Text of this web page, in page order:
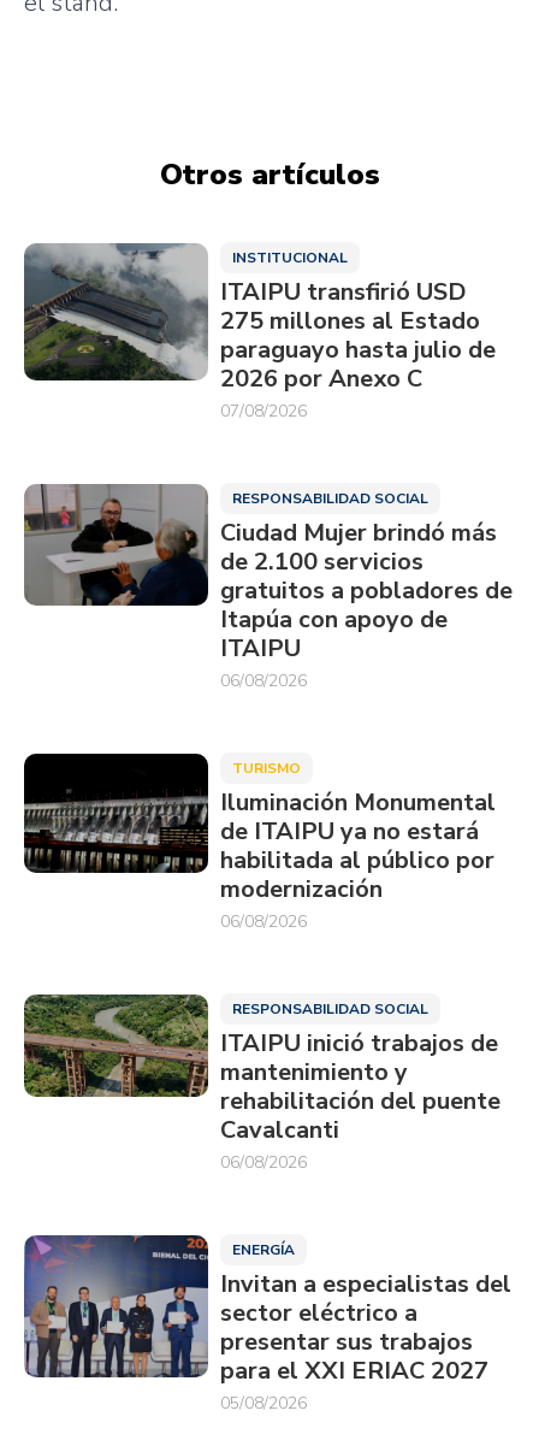
Otros artículos
INSTITUCIONAL
ITAIPU transfirió USD
275 millones al Estado
paraguayo hasta julio de
2026 por Anexo C
07/08/2026
RESPONSABILIDAD SOCIAL
Ciudad Mujer brindó más
de 2.100 servicios
gratuitos a pobladores de
Itapúa con apoyo de
ITAIPU
06/08/2026
TURISMO
Iluminación Monumental
de ITAIPU ya no estará
habilitada al público por
modernización
06/08/2026
RESPONSABILIDAD SOCIAL
ITAIPU inició trabajos de
mantenimiento y
rehabilitación del puente
Cavalcanti
06/08/2026
ENERGÍA
Invitan a especialistas del
sector eléctrico a
presentar sus trabajos
para el XXI ERIAC 2027
05/08/2026